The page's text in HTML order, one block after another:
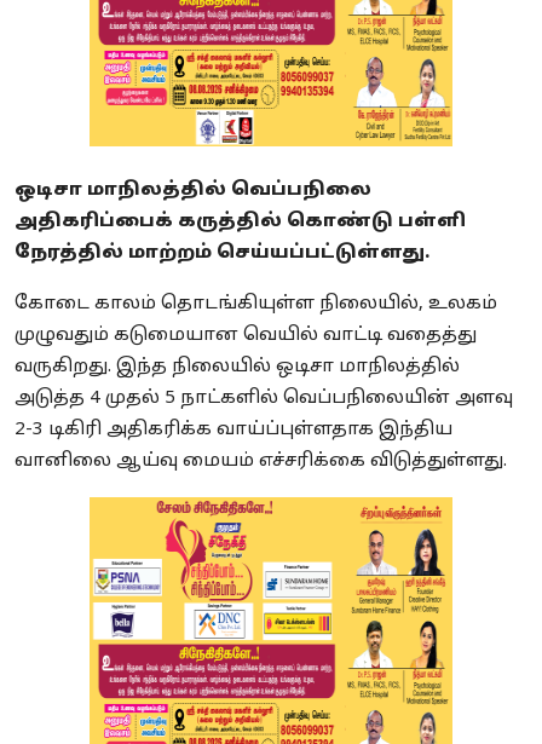
ஒடிசா மாநிலத்தில் வெப்பநிலை
அதிகரிப்பைக் கருத்தில் கொண்டு பள்ளி
நேரத்தில் மாற்றம் செய்யப்பட்டுள்ளது.
கோடை காலம் தொடங்கியுள்ள நிலையில், உலகம்
முழுவதும் கடுமையான வெயில் வாட்டி வதைத்து
வருகிறது. இந்த நிலையில் ஒடிசா மாநிலத்தில்
அடுத்த 4 முதல் 5 நாட்களில் வெப்பநிலையின் அளவு
2-3 டிகிரி அதிகரிக்க வாய்ப்புள்ளதாக இந்திய
வானிலை ஆய்வு மையம் எச்சரிக்கை விடுத்துள்ளது.